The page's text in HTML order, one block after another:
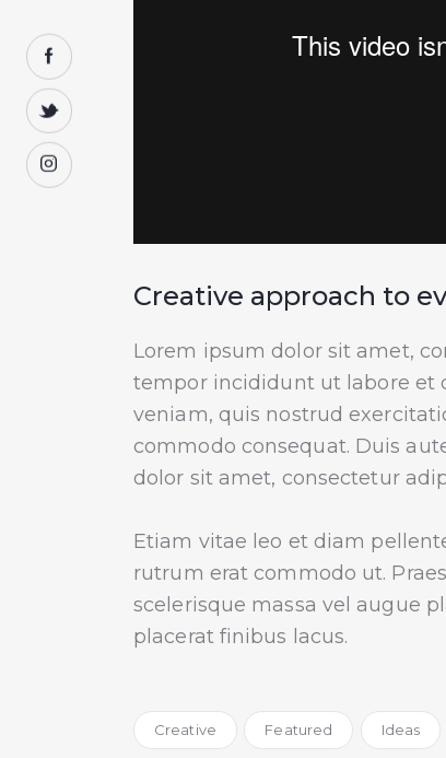
Creative approach to
Lorem ipsum dolor sit amet,
tempor incididunt ut labore et
veniam, quis nostrud
commodo consequat. Duis
dolor sit amet, consectetur
Etiam vitae leo et diam
rutrum erat commodo ut.
scelerisque massa vel augue
placerat finibus lacus.
Creative Featured Ideas